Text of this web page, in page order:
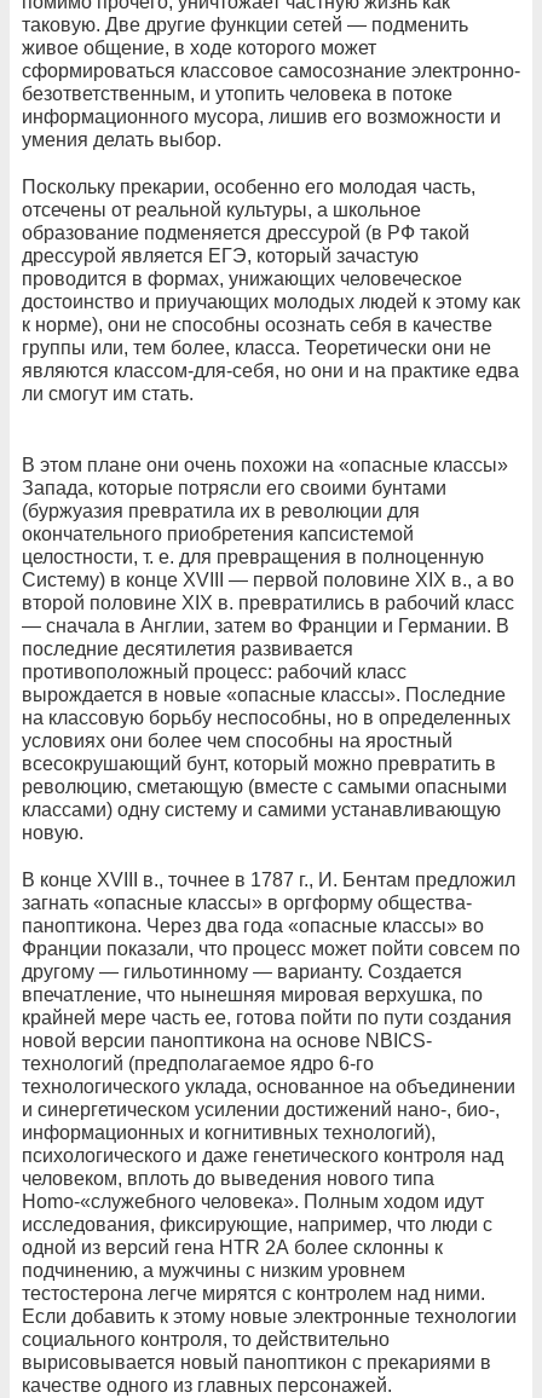
таковую. Две другие функции сетей — подменить
живое общение, в ходе которого может
сформироваться классовое самосознание электронно-
безответственным, и утопить человека в потоке
информационного мусора, лишив его возможности и
умения делать выбор.
Поскольку прекарии, особенно его молодая часть,
отсечены от реальной культуры, а школьное
образование подменяется дрессурой (в РФ такой
дрессурой является ЕГЭ, который зачастую
проводится в формах, унижающих человеческое
достоинство и приучающих молодых людей к этому как
к норме), они не способны осознать себя в качестве
группы или, тем более, класса. Теоретически они не
являются классом-для-себя, но они и на практике едва
ли смогут им стать.
В этом плане они очень похожи на «опасные классы»
Запада, которые потрясли его своими бунтами
(буржуазия превратила их в революции для
окончательного приобретения капсистемой
целостности, т. е. для превращения в полноценную
Систему) в конце XVIII — первой половине XIX в., а во
второй половине XIX в. превратились в рабочий класс
— сначала в Англии, затем во Франции и Германии. В
последние десятилетия развивается
противоположный процесс: рабочий класс
вырождается в новые «опасные классы». Последние
на классовую борьбу неспособны, но в определенных
условиях они более чем способны на яростный
всесокрушающий бунт, который можно превратить в
революцию, сметающую (вместе с самыми опасными
классами) одну систему и самими устанавливающую
новую.
В конце XVIII в., точнее в 1787 г., И. Бентам предложил
загнать «опасные классы» в оргформу общества-
паноптикона. Через два года «опасные классы» во
Франции показали, что процесс может пойти совсем по
другому — гильотинному — варианту. Создается
впечатление, что нынешняя мировая верхушка, по
крайней мере часть ее, готова пойти по пути создания
новой версии паноптикона на основе NBICS-
технологий (предполагаемое ядро 6-го
технологического уклада, основанное на объединении
и синергетическом усилении достижений нано-, био-,
информационных и когнитивных технологий),
психологического и даже генетического контроля над
человеком, вплоть до выведения нового типа
Homo-«служебного человека». Полным ходом идут
исследования, фиксирующие, например, что люди с
одной из версий гена HTR 2А более склонны к
подчинению, а мужчины с низким уровнем
тестостерона легче мирятся с контролем над ними.
Если добавить к этому новые электронные технологии
социального контроля, то действительно
вырисовывается новый паноптикон с прекариями в
качестве одного из главных персонажей.